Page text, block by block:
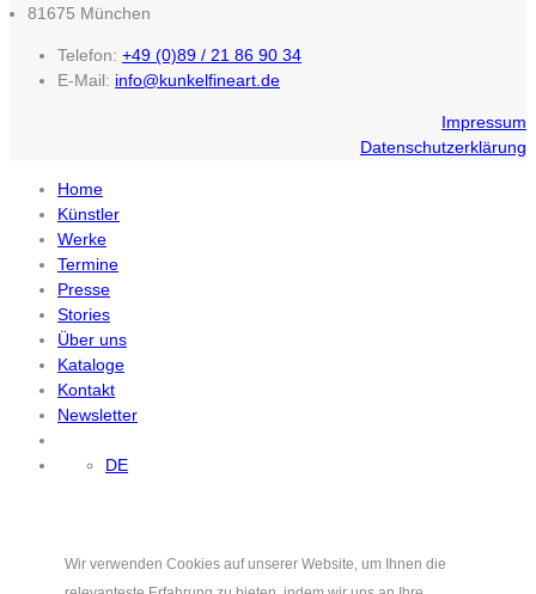
81675 München
Telefon: +49 (0)89 / 21 86 90 34
E-Mail: info@kunkelfineart.de
Impressum
Datenschutzerklärung
Home
Künstler
Werke
Termine
Presse
Stories
Über uns
Kataloge
Kontakt
Newsletter
DE
Wir verwenden Cookies auf unserer Website, um Ihnen die